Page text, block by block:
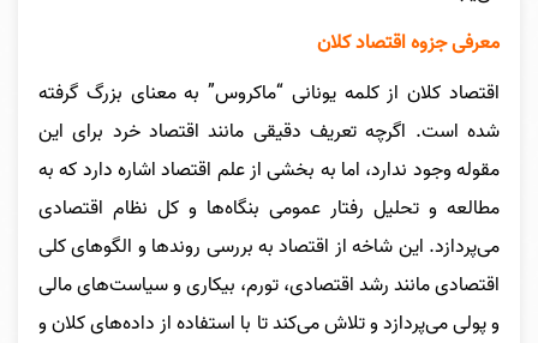
معرفی جزوه اقتصاد کلان
اقتصاد کلان از کلمه یونانی “ماکروس” به معنای بزرگ گرفته
شده است. اگرچه تعریف دقیقی مانند اقتصاد خرد برای این
مقوله وجود ندارد، اما به بخشی از علم اقتصاد اشاره دارد که به
مطالعه و تحلیل رفتار عمومی بنگاه‌ها و کل نظام اقتصادی
می‌پردازد. این شاخه از اقتصاد به بررسی روندها و الگوهای کلی
اقتصادی مانند رشد اقتصادی، تورم، بیکاری و سیاست‌های مالی
و پولی می‌پردازد و تلاش می‌کند تا با استفاده از داده‌های کلان و